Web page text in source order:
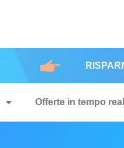
Offerte in tempo